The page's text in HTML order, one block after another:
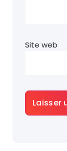
Site web